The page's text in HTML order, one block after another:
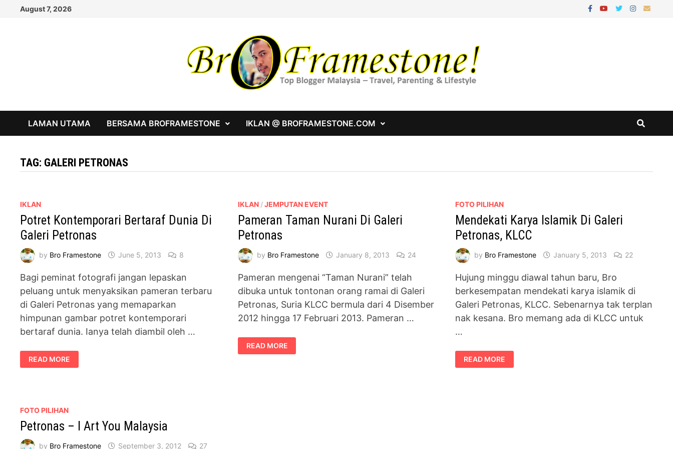
August 7, 2026
LAMAN UTAMA BERSAMA BROFRAMESTONE IKLAN @ BROFRAMESTONE.COM
TAG: GALERI PETRONAS
IKLAN
Potret Kontemporari Bertaraf Dunia Di
Galeri Petronas
by Bro Framestone June 5, 2013 8
Bagi peminat fotografi jangan lepaskan
peluang untuk menyaksikan pameran terbaru
di Galeri Petronas yang memaparkan
himpunan gambar potret kontemporari
bertaraf dunia. Ianya telah diambil oleh …
POTRET
KONTEMPORARI
BERTARAF
READ MORE
IKLAN/JEMPUTAN EVENT
Pameran Taman Nurani Di Galeri
Petronas
by Bro Framestone January 8, 2013 24
Pameran mengenai “Taman Nurani” telah
dibuka untuk tontonan orang ramai di Galeri
Petronas, Suria KLCC bermula dari 4 Disember
2012 hingga 17 Februari 2013. Pameran …
PAMERAN
TAMAN
NURANI
READ MORE
FOTO PILIHAN
Mendekati Karya Islamik Di Galeri
Petronas, KLCC
by Bro Framestone January 5, 2013 22
Hujung minggu diawal tahun baru, Bro
berkesempatan mendekati karya islamik di
Galeri Petronas, KLCC. Sebenarnya tak terplan
nak kesana. Bro memang ada di KLCC untuk
…
MENDEKATI
KARYA
ISLAMIK
READ MORE
FOTO PILIHAN
Petronas – I Art You Malaysia
by Bro Framestone September 3, 2012 27